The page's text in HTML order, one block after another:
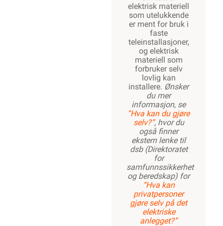
elektrisk materiell
som utelukkende
er ment for bruk i
faste
teleinstallasjoner,
og elektrisk
materiell som
forbruker selv
lovlig kan
installere. Ønsker
du mer
informasjon, se
”Hva kan du gjøre
selv?”, hvor du
også finner
ekstern lenke til
dsb (Direktoratet
for
samfunnssikkerhet
og beredskap) for
“Hva kan
privatpersoner
gjøre selv på det
elektriske
anlegget?”